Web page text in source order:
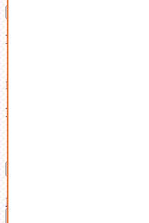
Ваша корзина
В корзине нет товаров.
Поиск
Don't show this popup again